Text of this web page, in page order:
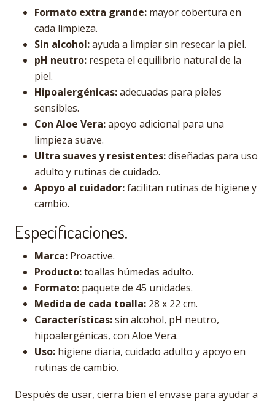
Formato extra grande: mayor cobertura en
cada limpieza.
Sin alcohol:ayuda a limpiar sin resecar la piel.
pH neutro: respeta el equilibrio natural de la
piel.
Hipoalergénicas:adecuadas para pieles
sensibles.
Con Aloe Vera:apoyo adicional para una
limpieza suave.
Ultra suaves y resistentes:diseñadas para uso
adulto y rutinas de cuidado.
Apoyo al cuidador:facilitan rutinas de higiene y
cambio.
Especificaciones.
Marca: Proactive.
Producto:toallas húmedas adulto.
Formato: paquete de 45 unidades.
Medida de cada toalla: 28 x 22 cm.
Características:sin alcohol, pH neutro,
hipoalergénicas, con Aloe Vera.
Uso: higiene diaria, cuidado adulto y apoyo en
rutinas de cambio.
Después de usar, cierra bien el envase para ayudar a